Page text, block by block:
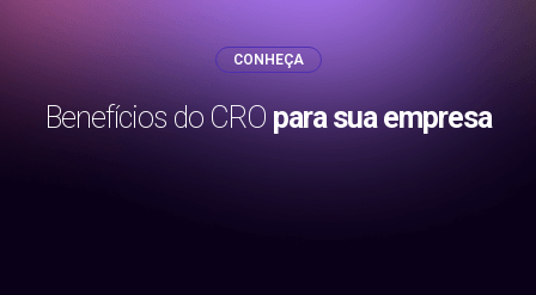
CONHEÇA
Benefícios do CROpara sua empresa